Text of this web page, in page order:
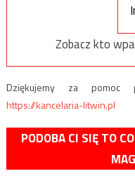
Zobacz kto
Dziękujemy za pomoc
https://kancelaria-litwin.pl
PODOBA CI SIĘ TO